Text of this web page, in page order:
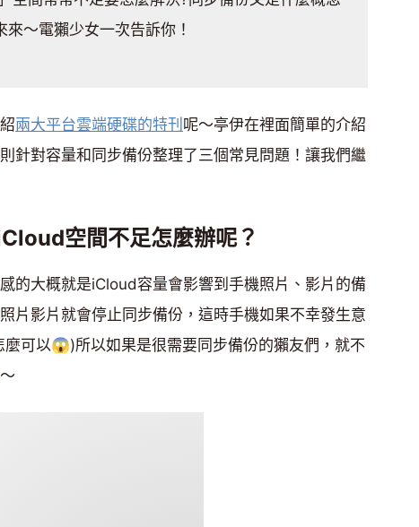
來～電獺少女一次告訴你！
兩大平台雲端硬碟的特刊 呢～亭伊在裡面簡單的介紹
針對容量和同步備份整理了三個常見問題！讓我們繼
空間不足怎麼辦呢？
的大概就是iCloud容量會影響到手機照片、影片的備
片影片就會停止同步備份，這時手機如果不幸發生意
可以😱)所以如果是很需要同步備份的獺友們，就不